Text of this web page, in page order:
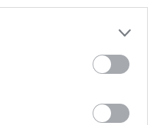
Triki Triki Triki Mon Amour